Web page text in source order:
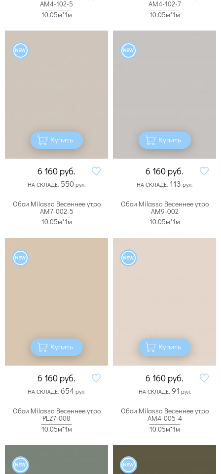
AM4-102-5
10.05м*1м
Купить
6 160 руб.
НА СКЛАДЕ: 550рул.
AM4-102-7
10.05м*1м
Купить
6 160 руб.
НА СКЛАДЕ: 113 рул.
Обои Milassa Весеннее утро
AM7-002-5
10.05м*1м
Купить
6 160 руб.
НА СКЛАДЕ: 654рул.
Обои Milassa Весеннее утро
AM9-002
10.05м*1м
Купить
6 160 руб.
НА СКЛАДЕ: 91 рул.
Обои Milassa Весеннее утро
PLZ7-008
10.05м*1м
Обои Milassa Весеннее утро
AM4-005-4
10.05м*1м